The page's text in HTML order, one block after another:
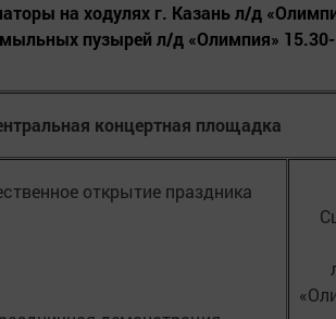
на ходулях г. Казань л/д
пузырей л/д «Олимпия»
концертная площадка
открытие праздника